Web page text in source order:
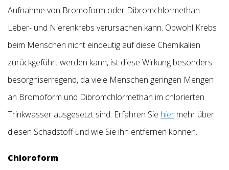
Aufnahme von Bromoform oder Dibromchlormethan
Leber- und Nierenkrebs verursachen kann. Obwohl Krebs
beim Menschen nicht eindeutig auf diese Chemikalien
zurückgeführt werden kann, ist diese Wirkung besonders
besorgniserregend, da viele Menschen geringen Mengen
an Bromoform und Dibromchlormethan im chlorierten
Trinkwasser ausgesetzt sind. Erfahren Sie hier mehr über
diesen Schadstoff und wie Sie ihn entfernen können.
Chloroform